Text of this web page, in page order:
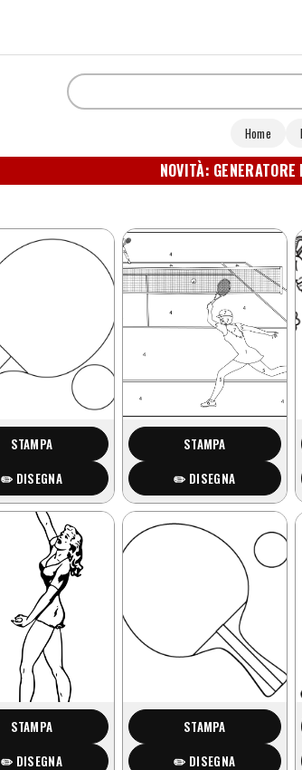
Home
NOVITÀ:
STAMPA
✏️ DISEGNA
STAMPA
✏️ DISEGNA
STAMPA
✏️ DISEGNA
STAMPA
✏️ DISEGNA